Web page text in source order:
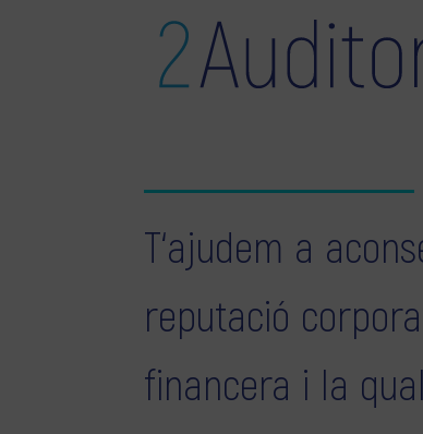
T‘ajudem a
reputació
financera i la